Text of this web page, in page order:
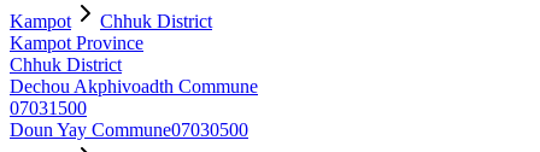
Kampot
Chhuk District
Kampot Province
Chhuk District
Dechou Akphivoadth Commune
07031500
Doun Yay Commune07030500